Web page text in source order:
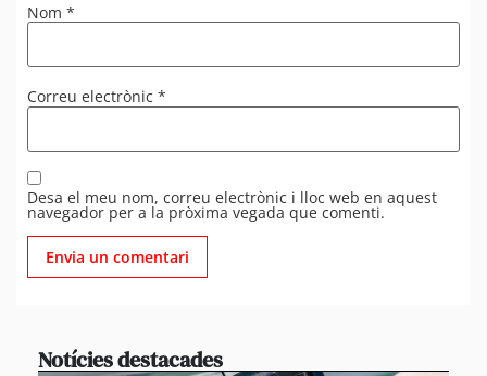
Nom *
Correu electrònic *
Desa el meu nom, correu electrònic i lloc web en aquest
navegador per a la pròxima vegada que comenti.
Notícies destacades